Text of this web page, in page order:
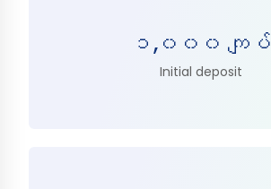
၁,၀၀၀ ကျပ်
Initial deposit